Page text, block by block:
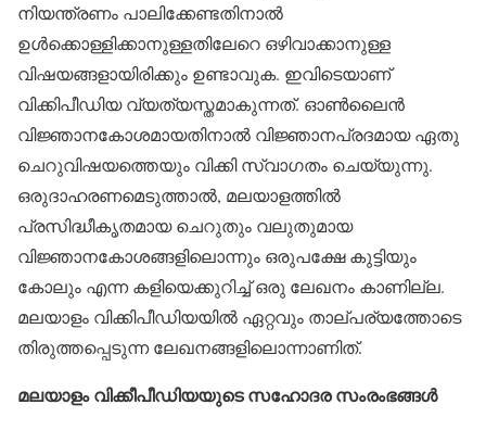
നിയന്ത്രണം പാലിക്കേണ്ടതിനാല്‍
ഉള്‍ക്കൊള്ളിക്കാനുള്ളതിലേറെ ഒഴിവാക്കാനുള്ള
വിഷയങ്ങളായിരിക്കും ഉണ്ടാവുക. ഇവിടെയാണ്
വിക്കിപീഡിയ വ്യത്യസ്തമാകുന്നത്. ഓണ്‍ലൈന്‍
വിജ്ഞാനകോശമായതിനാല്‍ വിജ്ഞാനപ്രദമായ ഏതു
ചെറുവിഷയത്തെയും വിക്കി സ്വാഗതം ചെയ്യുന്നു.
ഒരുദാഹരണമെടുത്താല്‍, മലയാളത്തില്‍
പ്രസിദ്ധീകൃതമായ ചെറുതും വലുതുമായ
വിജ്ഞാനകോശങ്ങളിലൊന്നും ഒരുപക്ഷേ കുട്ടിയും
കോലും എന്ന കളിയെക്കുറിച്ച് ഒരു ലേഖനം കാണില്ല.
മലയാളം വിക്കിപീഡിയയില്‍ ഏറ്റവും താല്പര്യത്തോടെ
തിരുത്തപ്പെടുന്ന ലേഖനങ്ങളിലൊന്നാണിത്.
മലയാളം വിക്കീപീഡിയയുടെ സഹോദര സംരംഭങ്ങള്‍